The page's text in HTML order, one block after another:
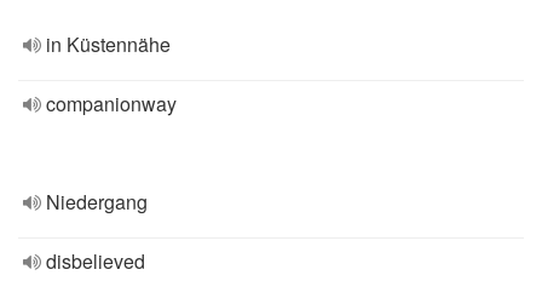
in Küstennähe
companionway
Niedergang
disbelieved